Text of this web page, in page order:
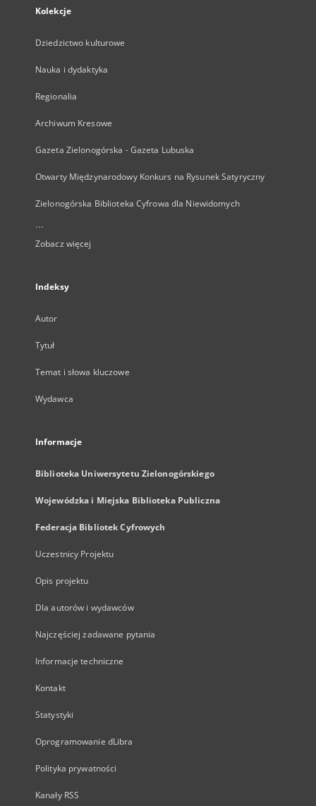
Kolekcje
Dziedzictwo kulturowe
Nauka i dydaktyka
Regionalia
Archiwum Kresowe
Gazeta Zielonogórska - Gazeta Lubuska
Otwarty Międzynarodowy Konkurs na Rysunek Satyryczny
Zielonogórska Biblioteka Cyfrowa dla Niewidomych
...
Zobacz więcej
Indeksy
Autor
Tytuł
Temat i słowa kluczowe
Wydawca
Informacje
Biblioteka Uniwersytetu Zielonogórskiego
Wojewódzka i Miejska Biblioteka Publiczna
Federacja Bibliotek Cyfrowych
Uczestnicy Projektu
Opis projektu
Dla autorów i wydawców
Najczęściej zadawane pytania
Informacje techniczne
Kontakt
Statystyki
Oprogramowanie dLibra
Polityka prywatności
Kanały RSS